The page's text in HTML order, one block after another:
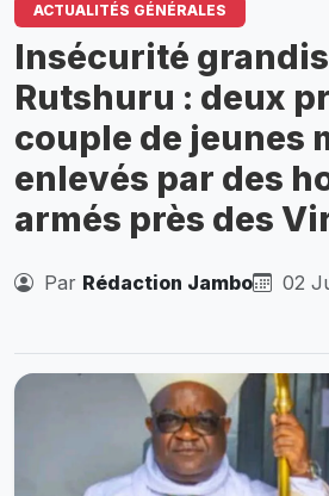
ACTUALITÉS GÉNÉRALES
Insécurité
Rutshuru : deux
couple de jeunes
enlevés par des
armés près des
Par Rédaction Jambo 02